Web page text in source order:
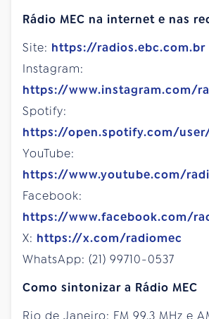
Rádio MEC na internet e nas
Site: https://radios.ebc.com.br
Instagram:
https://www.instagram.com/
Spotify:
https://open.spotify.com/
YouTube:
https://www.youtube.com/
Facebook:
https://www.facebook.com/
X: https://x.com/radiomec
WhatsApp: (21) 99710-0537
Como sintonizar a Rádio MEC
Rio de Janeiro: FM 99,3 MHz e